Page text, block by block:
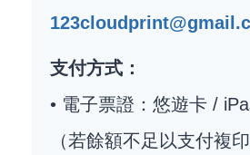
支付方式：
• 電子票證：悠遊卡 /
（若餘額不足以支付複